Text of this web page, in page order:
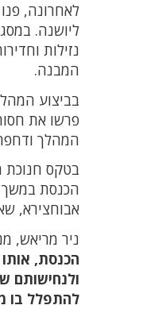
לאחרונה,
ליושנה.
נזילות
המבנה.
בביצוע
פרשו את
המהלך
בטקס חנוכת
הכנסת במשך
אבוחצירא,
ניר מריאש,
הכנסת,
ולנחישותם
להתפלל בו